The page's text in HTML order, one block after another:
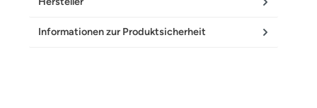
Informationen zur Produktsicherheit